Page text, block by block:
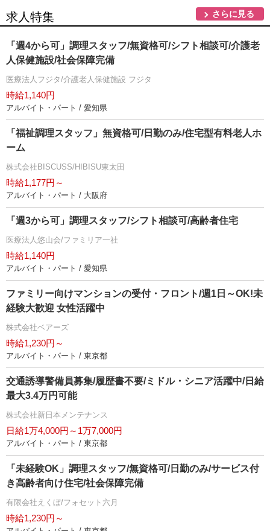
求人特集 さらに見る
「週4から可」調理スタッフ/無資格可/シフト相談可/介護老
人保健施設/社会保障完備
医療法人フジタ/介護老人保健施設 フジタ
時給1,140円
アルバイト・パート / 愛知県
「福祉調理スタッフ」無資格可/日勤のみ/住宅型有料老人ホ
ーム
株式会社BISCUSS/HIBISU東太田
時給1,177円～
アルバイト・パート / 大阪府
「週3から可」調理スタッフ/シフト相談可/高齢者住宅
医療法人悠山会/ファミリア一社
時給1,140円
アルバイト・パート / 愛知県
ファミリー向けマンションの受付・フロント/週1日～OK!未
経験大歓迎 女性活躍中
株式会社ベアーズ
時給1,230円～
アルバイト・パート / 東京都
交通誘導警備員募集/履歴書不要/ミドル・シニア活躍中/日給
最大3.4万円可能
株式会社新日本メンテナンス
日給1万4,000円～1万7,000円
アルバイト・パート / 東京都
「未経験OK」調理スタッフ/無資格可/日勤のみ/サービス付
き高齢者向け住宅/社会保障完備
有限会社えくぼ/フォセット六月
時給1,230円～